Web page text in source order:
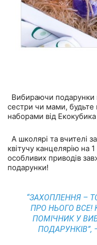
Вибираючи
сестри чи мами,
наборами від
А школярі та вчителі
квітучу канцелярію на
особливих приводів
подарунки!
“ЗАХОПЛЕННЯ –
ПРО НЬОГО ВСЕ!
ПОМІЧНИК У
ПОДАРУНКІВ”,